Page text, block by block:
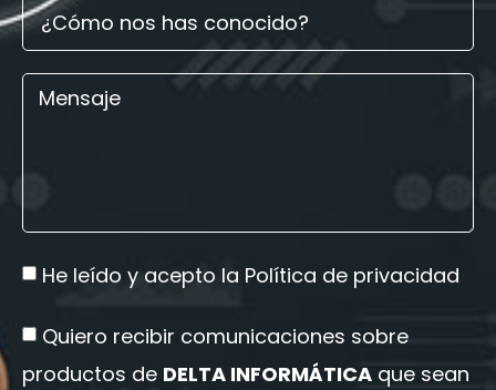
He leído y acepto la Política de privacidad
Quiero recibir comunicaciones sobre
productos de DELTA INFORMÁTICA que sean